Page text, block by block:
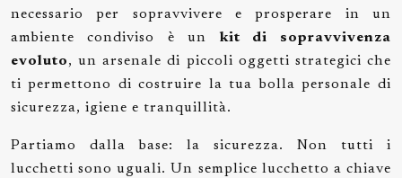
necessario per sopravvivere e prosperare in un
ambiente condiviso è un kit di sopravvivenza
evoluto, un arsenale di piccoli oggetti strategici che
ti permettono di costruire la tua bolla personale di
sicurezza, igiene e tranquillità.
Partiamo dalla base: la sicurezza. Non tutti i
lucchetti sono uguali. Un semplice lucchetto a chiave